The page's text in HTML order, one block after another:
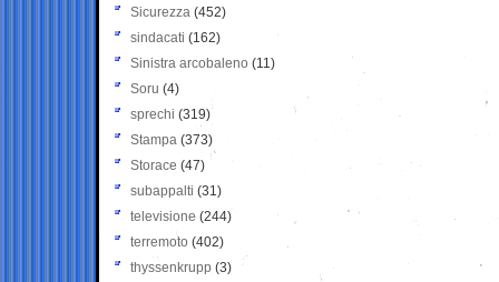
Sicurezza (452)
sindacati (162)
Sinistra arcobaleno (11)
Soru (4)
sprechi (319)
Stampa (373)
Storace (47)
subappalti (31)
televisione(244)
terremoto (402)
thyssenkrupp (3)